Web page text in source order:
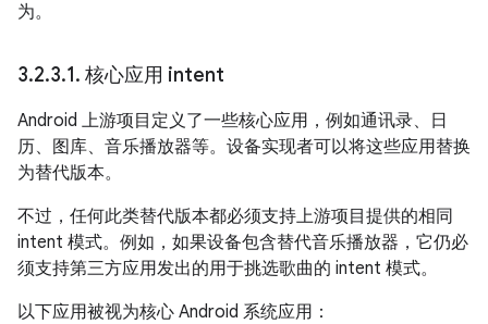
为。
3.2.3.1. 核心应用 intent
Android 上游项目定义了一些核心应用，例如通讯录、日
历、图库、音乐播放器等。设备实现者可以将这些应用替换
为替代版本。
不过，任何此类替代版本都必须支持上游项目提供的相同
intent 模式。例如，如果设备包含替代音乐播放器，它仍必
须支持第三方应用发出的用于挑选歌曲的 intent 模式。
以下应用被视为核心 Android 系统应用：